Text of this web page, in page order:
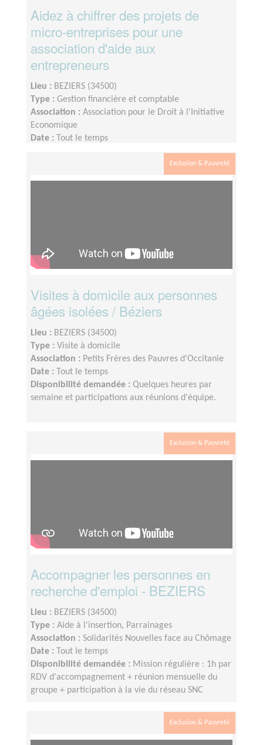
Aidez à chiffrer des projets de
micro-entreprises pour une
association d'aide aux
entrepreneurs
Lieu : BEZIERS (34500)
Type : Gestion financière et comptable
Association : Association pour le Droit à l'Initiative
Economique
Date :
Tout le temps
1/2 journée par semaine
Exclusion & Pauvreté
Visites à domicile aux personnes
âgées isolées / Béziers
Lieu : BEZIERS (34500)
Type : Visite à domicile
Association : Petits Frères des Pauvres d'Occitanie
Date :
Tout le temps
Disponibilité demandée : Quelques heures par
semaine et participations aux réunions d'équipe.
Exclusion & Pauvreté
Accompagner les personnes en
recherche d'emploi - BEZIERS
Lieu : BEZIERS (34500)
Type : Aide à l'insertion, Parrainages
Association : Solidarités Nouvelles face au Chômage
Date :
Tout le temps
Disponibilité demandée : Mission régulière : 1h par
RDV d'accompagnement + réunion mensuelle du
groupe + participation à la vie du réseau SNC
Exclusion & Pauvreté